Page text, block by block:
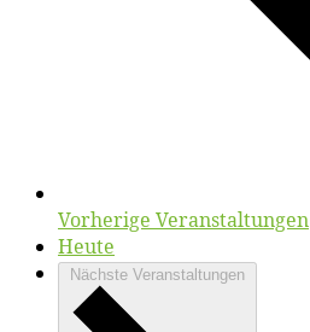
Vorherige Veranstaltungen
Heute
Nächste Veranstaltungen